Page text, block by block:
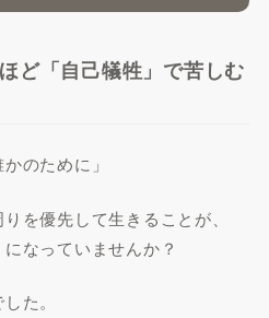
ど「自己犠牲」で苦しむ
のために」
を優先して生きることが、
なっていませんか？
た。